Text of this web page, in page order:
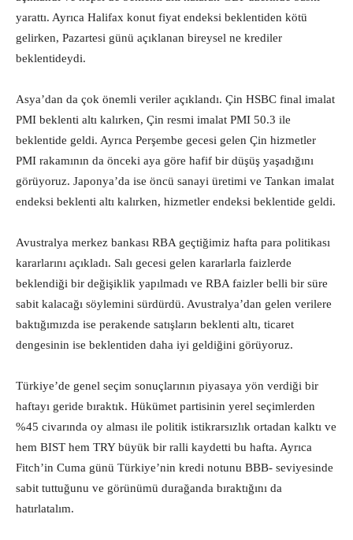
yarattı. Ayrıca Halifax konut fiyat endeksi beklentiden kötü
gelirken, Pazartesi günü açıklanan bireysel ne krediler
beklentideydi.
Asya’dan da çok önemli veriler açıklandı. Çin HSBC final imalat
PMI beklenti altı kalırken, Çin resmi imalat PMI 50.3 ile
beklentide geldi. Ayrıca Perşembe gecesi gelen Çin hizmetler
PMI rakamının da önceki aya göre hafif bir düşüş yaşadığını
görüyoruz. Japonya’da ise öncü sanayi üretimi ve Tankan imalat
endeksi beklenti altı kalırken, hizmetler endeksi beklentide geldi.
Avustralya merkez bankası RBA geçtiğimiz hafta para politikası
kararlarını açıkladı. Salı gecesi gelen kararlarla faizlerde
beklendiği bir değişiklik yapılmadı ve RBA faizler belli bir süre
sabit kalacağı söylemini sürdürdü. Avustralya’dan gelen verilere
baktığımızda ise perakende satışların beklenti altı, ticaret
dengesinin ise beklentiden daha iyi geldiğini görüyoruz.
Türkiye’de genel seçim sonuçlarının piyasaya yön verdiği bir
haftayı geride bıraktık. Hükümet partisinin yerel seçimlerden
%45 civarında oy alması ile politik istikrarsızlık ortadan kalktı ve
hem BIST hem TRY büyük bir ralli kaydetti bu hafta. Ayrıca
Fitch’in Cuma günü Türkiye’nin kredi notunu BBB- seviyesinde
sabit tuttuğunu ve görünümü durağanda bıraktığını da
hatırlatalım.